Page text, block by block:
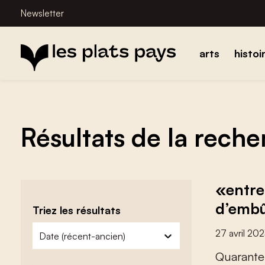
Newsletter
arts
Résultats de la
Triez les résultats
zoeken - sorteer
trier le contenu 27 avril
Quarante